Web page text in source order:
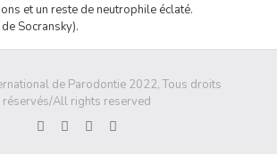
et un reste de neutrophile éclaté.
Socransky).
de Parodontie 2022, Tous droits
réservés/All rights reserved